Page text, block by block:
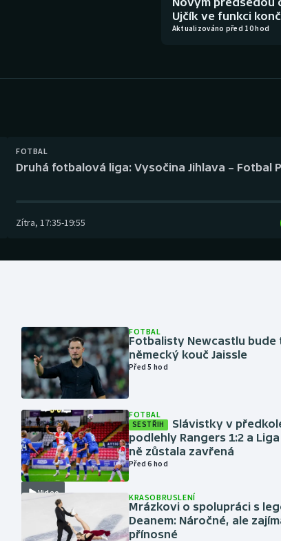
Ujčík ve funkci
Aktualizováno před 10 hod
FOTBAL
Druhá fotbalová liga: Vysočina Jihlava – Fotbal
Zítra, 17:35-19:55
FOTBAL
Fotbalisty Newcastlu
německý kouč Jaissle
Před 5 hod
Video
FOTBAL
SESTŘIH
Slávistky v
podlehly Rangers 1:2 a
ně zůstala zavřená
Před 6 hod
KRASOBRUSLENÍ
Mrázkovi o spolupráci s
Deanem: Náročné, ale
přínosné